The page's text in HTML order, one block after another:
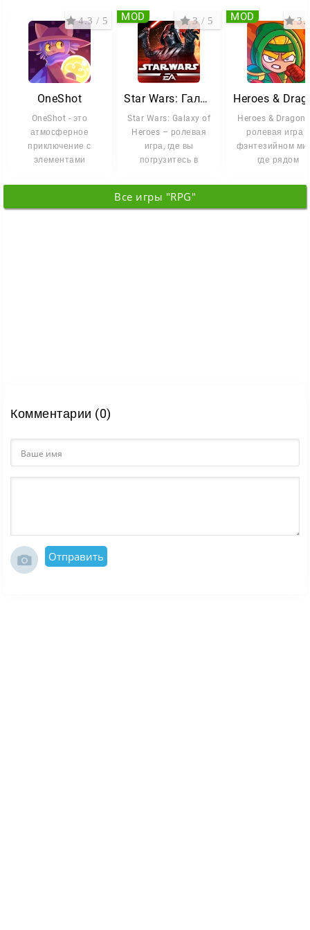
OneShot
OneShot - это
атмосферное
приключение с
элементами
предстоит провести
4.3 / 5
Star Wars: Галактика героев
Star Wars: Galaxy of
Heroes – ролевая
игра, где вы
погрузитесь в
сражения
3 / 5
MOD
Heroes &
ролевая игра в
фэнтезийном
где рядом
древние
MOD
Все игры "RPG"
Комментарии (0)
Отправить